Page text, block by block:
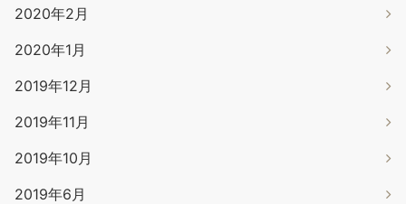
2020年2月
2020年1月
2019年12月
2019年11月
2019年10月
2019年6月